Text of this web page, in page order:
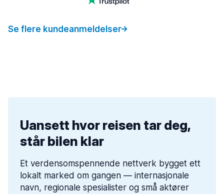
Se flere kundeanmeldelser
Uansett hvor reisen tar deg,
står bilen klar
Et verdensomspennende nettverk bygget ett
lokalt marked om gangen — internasjonale
navn, regionale spesialister og små aktører